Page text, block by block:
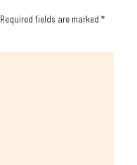
Required fields are marked *